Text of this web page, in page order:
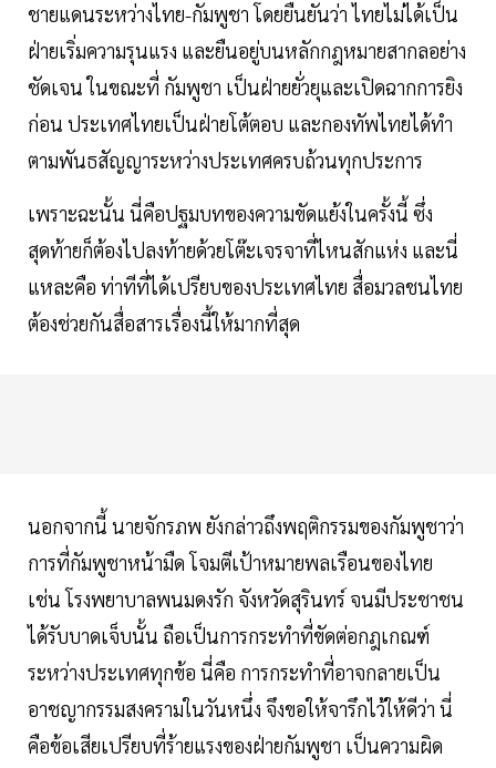
ชายแดนระหว่างไทย-กัมพูชา โดยยืนยันว่า ไทยไม่ได้เป็น
ฝ่ายเริ่มความรุนแรง และยืนอยู่บนหลักกฎหมายสากลอย่าง
ชัดเจน ในขณะที่ กัมพูชา เป็นฝ่ายยั่วยุและเปิดฉากการยิง
ก่อน ประเทศไทยเป็นฝ่ายโต้ตอบ และกองทัพไทยได้ทำ
ตามพันธสัญญาระหว่างประเทศครบถ้วนทุกประการ
เพราะฉะนั้น นี่คือปฐมบทของความขัดแย้งในครั้งนี้ ซึ่ง
สุดท้ายก็ต้องไปลงท้ายด้วยโต๊ะเจรจาที่ไหนสักแห่ง และนี่
แหละคือ ท่าทีที่ได้เปรียบของประเทศไทย สื่อมวลชนไทย
ต้องช่วยกันสื่อสารเรื่องนี้ให้มากที่สุด
นอกจากนี้ นายจักรภพ ยังกล่าวถึงพฤติกรรมของกัมพูชาว่า
การที่กัมพูชาหน้ามืด โจมตีเป้าหมายพลเรือนของไทย
เช่น โรงพยาบาลพนมดงรัก จังหวัดสุรินทร์ จนมีประชาชน
ได้รับบาดเจ็บนั้น ถือเป็นการกระทำที่ขัดต่อกฎเกณฑ์
ระหว่างประเทศทุกข้อ นี่คือ การกระทำที่อาจกลายเป็น
อาชญากรรมสงครามในวันหนึ่ง จึงขอให้จารึกไว้ให้ดีว่า นี่
คือข้อเสียเปรียบที่ร้ายแรงของฝ่ายกัมพูชา เป็นความผิด